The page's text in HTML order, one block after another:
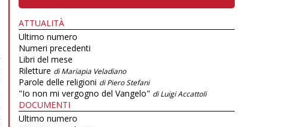
ATTUALITÀ
Ultimo numero
Numeri precedenti
Libri del mese
Riletture di Mariapia Veladiano
Parole delle religioni di Piero Stefani
"Io non mi vergogno del Vangelo" di Luigi Accattoli
DOCUMENTI
Ultimo numero